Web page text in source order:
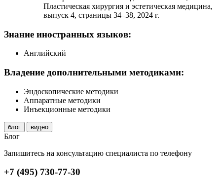
Пластическая хирургия и эстетическая медицина,
выпуск 4, страницы 34–38, 2024 г.
Знание иностранных языков:
Английский
Владение дополнительными методиками:
Эндоскопические методики
Аппаратные методики
Инъекционные методики
блог видео
Блог
Запишитесь на консультацию специалиста по телефону
+7 (495) 730-77-30